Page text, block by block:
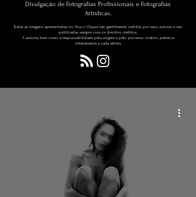
Divulgação de Fotografias Profissionais e Fotografias
Artísticas.
Todas as imagens apresentadas no Viva o Clique são gentilmente cedidas por seus autores e são
publicadas sempre com os devidos créditos.
A autoria, bem como a responsabilidade pela origem e pelo processo criativo, pertence
inteiramente a cada artista.